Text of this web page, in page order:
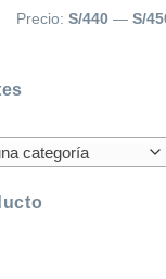
Precio: S/440— S/
categoría